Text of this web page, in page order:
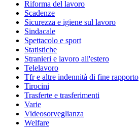
Riforma del lavoro
Scadenze
Sicurezza e igiene sul lavoro
Sindacale
Spettacolo e sport
Statistiche
Stranieri e lavoro all'estero
Telelavoro
Tfr e altre indennità di fine rapporto
Tirocini
Trasferte e trasferimenti
Varie
Videosorveglianza
Welfare